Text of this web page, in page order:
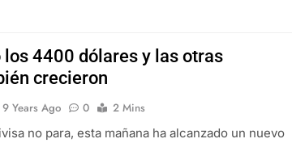
4400 dólares y las otras
crecieron
9 Years Ago 0
2 Mins
no para, esta mañana ha alcanzado un nuevo